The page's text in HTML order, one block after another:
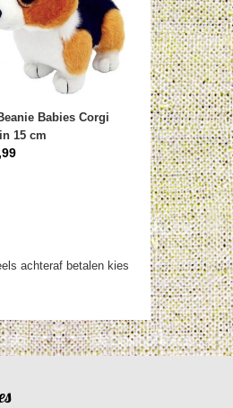
Babies Corgi
15 cm
achteraf betalen kies